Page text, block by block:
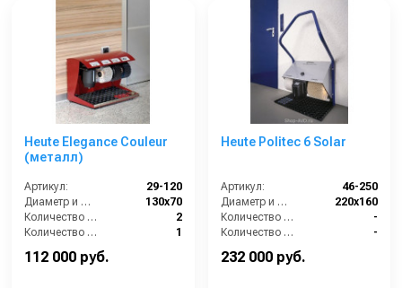
Heute Elegance Couleur
(металл)
Артикул:
29-120
Диаметр и ширина щёток (мм):
130х70
Количество щёток полировки (шт):
2
Количество щёток предварительной очистки (шт):
1
112 000 руб.
Heute Politec 6 Solar
Артикул:
46-250
Диаметр и ширина щёток (мм):
220х160
Количество боковых щёток (шт):
-
Количество нижних щёточных валиков (шт):
-
232 000 руб.